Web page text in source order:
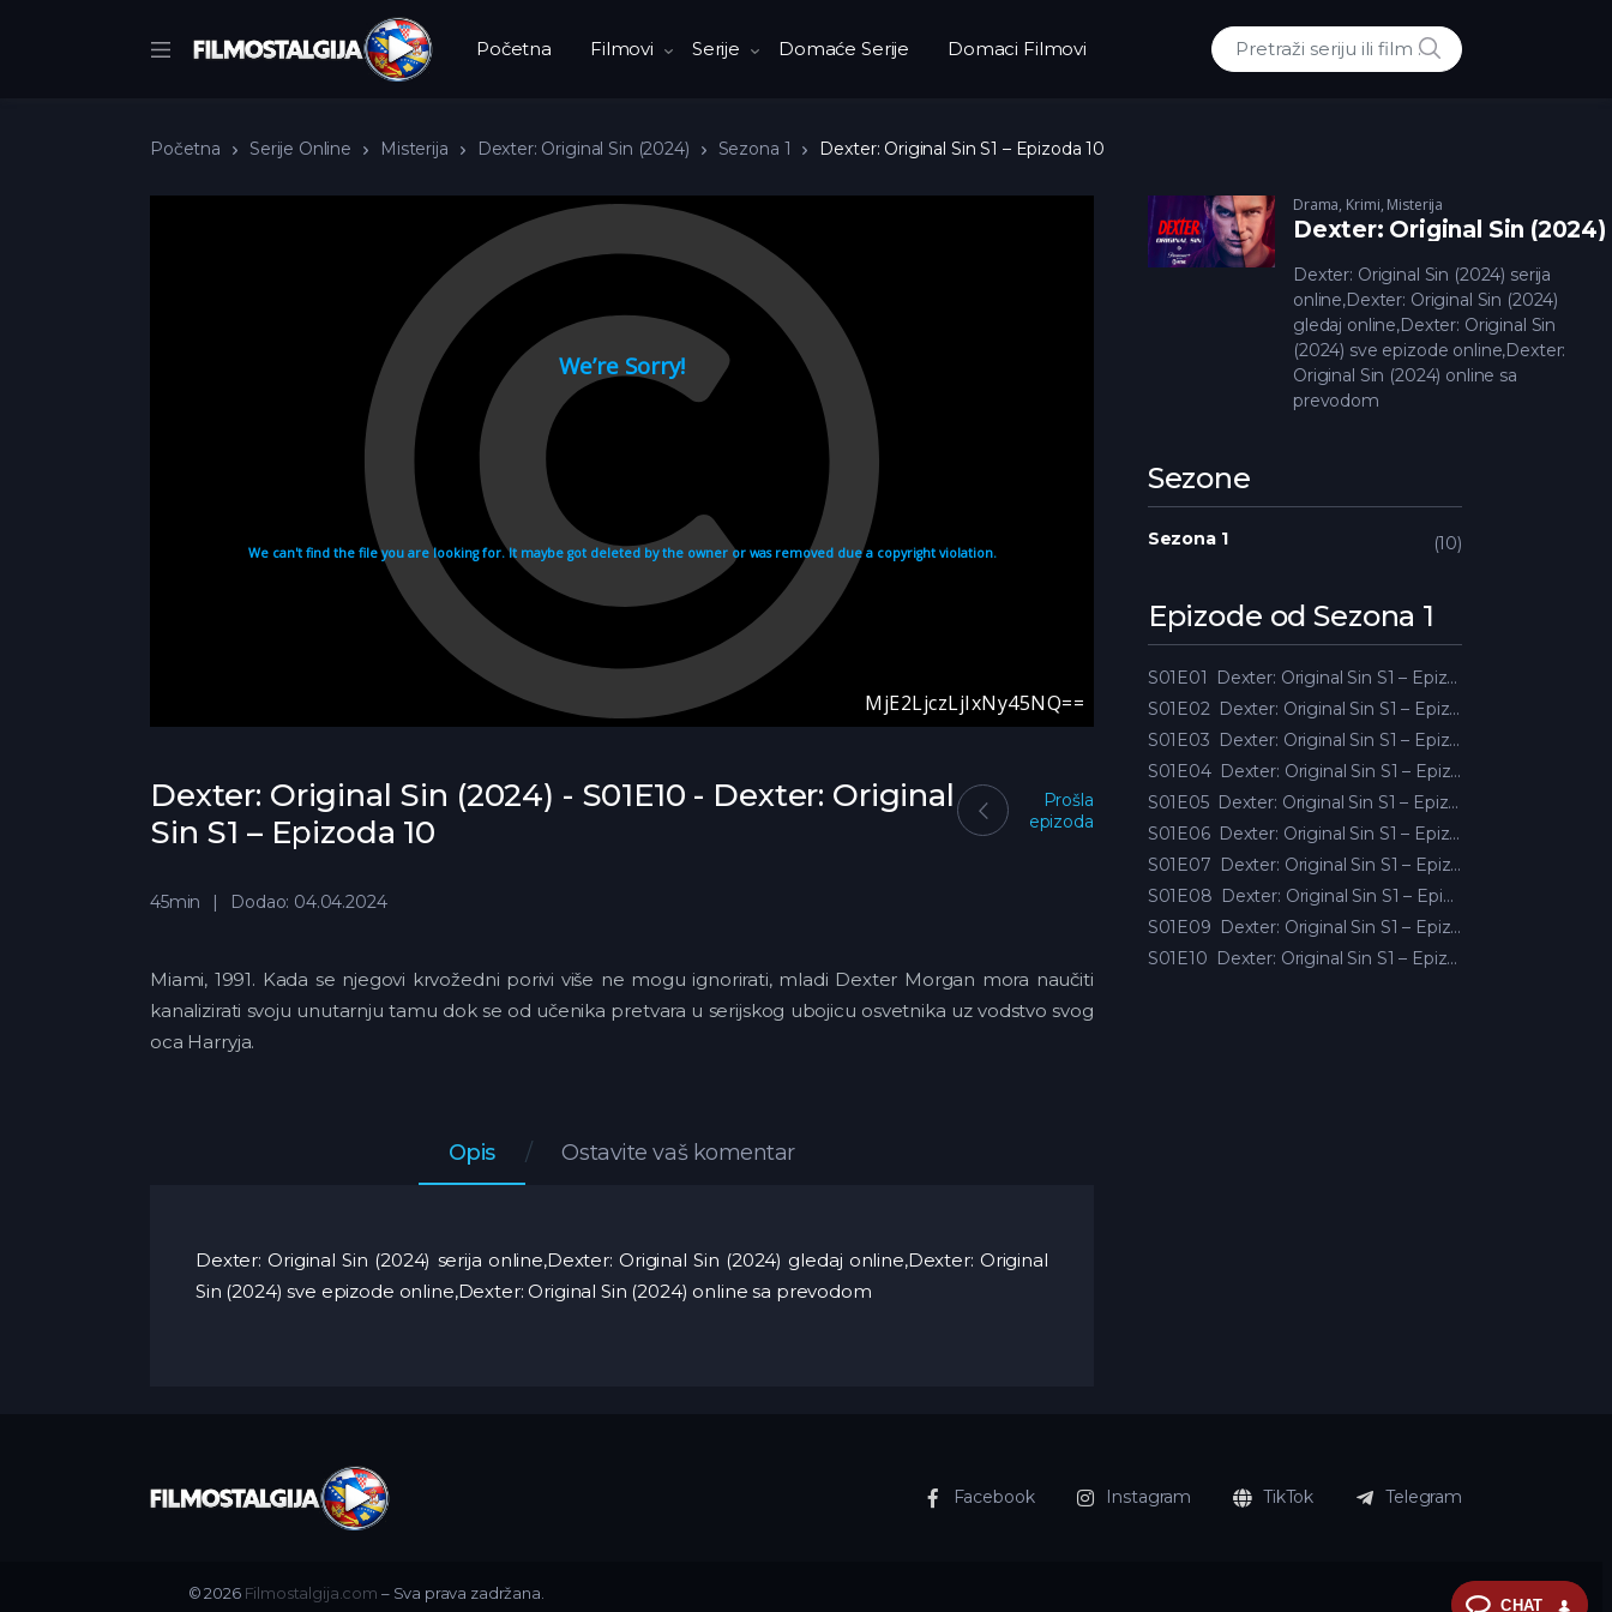
Početna Filmovi Serije Domaće Serije Domaci Filmovi
Traži:
POTRAZI
Početna Serije Online Misterija Dexter: Original Sin (2024) Sezona 1 Dexter: Original Sin S1 – Epizoda 10
Dexter: Original Sin (2024) - S01E10 - Dexter: Original
Sin S1 – Epizoda 10
Prošla
epizoda
45min Dodao: 04.04.2024
Miami, 1991. Kada se njegovi krvožedni porivi više ne mogu ignorirati, mladi Dexter Morgan mora naučiti
kanalizirati svoju unutarnju tamu dok se od učenika pretvara u serijskog ubojicu osvetnika uz vodstvo svog
oca Harryja.
Opis Ostavite vaš komentar
Dexter: Original Sin (2024) serija online,Dexter: Original Sin (2024) gledaj online,Dexter: Original
Sin (2024) sve epizode online,Dexter: Original Sin (2024) online sa prevodom
Drama, Krimi, Misterija
Dexter: Original Sin (2024)
Dexter: Original Sin (2024) serija
online,Dexter: Original Sin (2024)
gledaj online,Dexter: Original Sin
(2024) sve epizode online,Dexter:
Original Sin (2024) online sa
prevodom
Sezone
Sezona 1 10
Epizode od Sezona 1
S01E01
Dexter: Original Sin S1 – Epizoda 01
S01E02
Dexter: Original Sin S1 – Epizoda 02
S01E03
Dexter: Original Sin S1 – Epizoda 03
S01E04
Dexter: Original Sin S1 – Epizoda 04
S01E05
Dexter: Original Sin S1 – Epizoda 05
S01E06
Dexter: Original Sin S1 – Epizoda 06
S01E07
Dexter: Original Sin S1 – Epizoda 07
S01E08
Dexter: Original Sin S1 – Epizoda 08
S01E09
Dexter: Original Sin S1 – Epizoda 09
S01E10
Dexter: Original Sin S1 – Epizoda 10
Facebook Instagram TikTok Telegram
© 2026 Filmostalgija.com – Sva prava zadržana.
CHAT